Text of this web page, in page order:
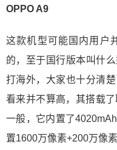
OPPO A9
这款机型可能国内用户
的，至于国行版本叫什
打海外，大家也十分清
看来并不算高，其搭载
一般，它内置了
置1600万像素+200万像